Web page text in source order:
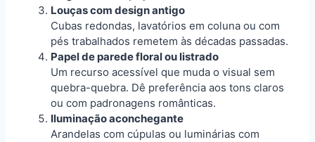
Louças com design antigo
Cubas redondas, lavatórios em coluna ou com
pés trabalhados remetem às décadas passadas.
Papel de parede floral ou listrado
Um recurso acessível que muda o visual sem
quebra-quebra. Dê preferência aos tons claros
ou com padronagens românticas.
Iluminação aconchegante
Arandelas com cúpulas ou luminárias com